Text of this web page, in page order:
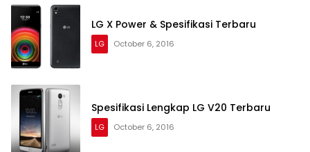
LG X Power & Spesifikasi Terbaru
LG October 6, 2016
Spesifikasi Lengkap LG V20 Terbaru
LG October 6, 2016